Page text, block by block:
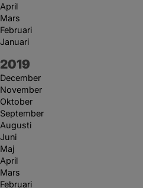
April
Mars
Februari
Januari
År:
2019
December
November
Oktober
September
Augusti
Juni
Maj
April
Mars
Februari